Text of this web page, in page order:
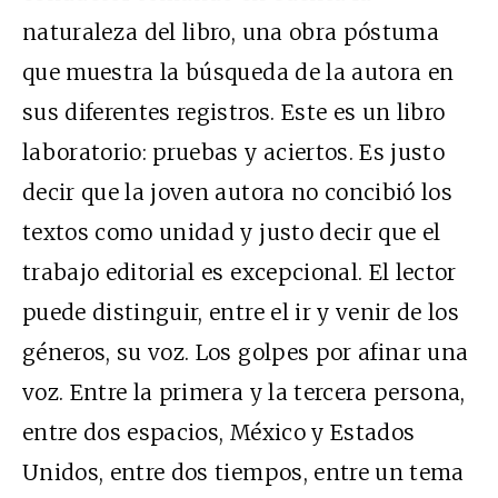
naturaleza del libro, una obra póstuma
que muestra la búsqueda de la autora en
sus diferentes registros. Este es un libro
laboratorio: pruebas y aciertos. Es justo
decir que la joven autora no concibió los
textos como unidad y justo decir que el
trabajo editorial es excepcional. El lector
puede distinguir, entre el ir y venir de los
géneros, su voz. Los golpes por afinar una
voz. Entre la primera y la tercera persona,
entre dos espacios, México y Estados
Unidos, entre dos tiempos, entre un tema